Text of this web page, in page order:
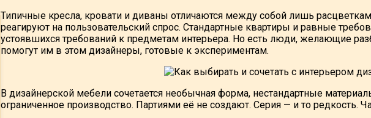
Типичные кресла, кровати и диваны отличаются между собой лишь
реагируют на пользовательский спрос. Стандартные квартиры и равные
устоявшихся требований к предметам интерьера. Но есть люди, желающие
помогут им в этом дизайнеры, готовые к экспериментам.
В дизайнерской мебели сочетается необычная форма, нестандартные
ограниченное производство. Партиями её не создают. Серия — и то редкость.